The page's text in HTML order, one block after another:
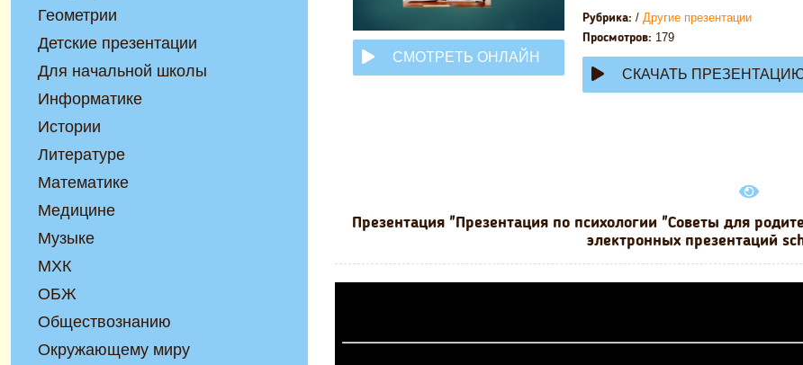
СМОТРЕТЬ ОНЛАЙН
Рубрика: / Другие презентации
Просмотров: 179
СКАЧАТЬ
Презентация "Презентация по психологии "Советы для
электронных презентаций
Геометрии
Детские презентации
Для начальной школы
Информатике
Истории
Литературе
Математике
Медицине
Музыке
МХК
ОБЖ
Обществознанию
Окружающему миру